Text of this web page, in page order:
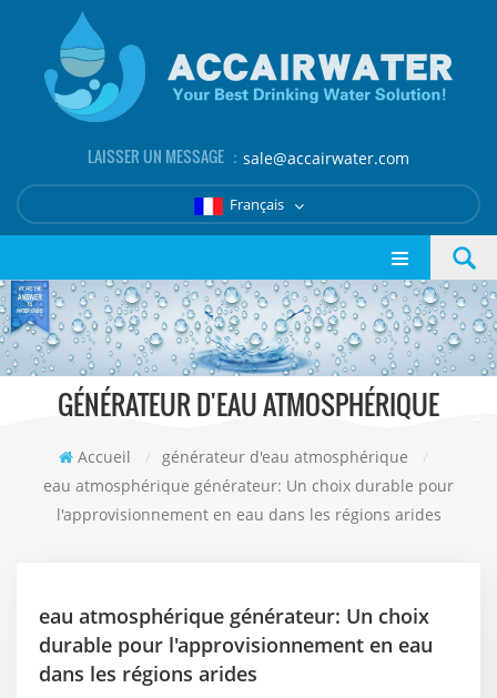
LAISSER UN MESSAGE ： sale@accairwater.com
Français
GÉNÉRATEUR D'EAU ATMOSPHÉRIQUE
Accueil / générateur d'eau atmosphérique
/
eau atmosphérique générateur: Un choix durable pour
l'approvisionnement en eau dans les régions arides
eau atmosphérique générateur: Un choix
durable pour l'approvisionnement en eau
dans les régions arides